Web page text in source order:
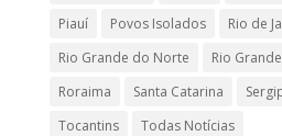
Piauí
Povos Isolados
Rio de
Rio Grande do Norte
Rio
Roraima
Santa Catarina
Tocantins
Todas Notícias